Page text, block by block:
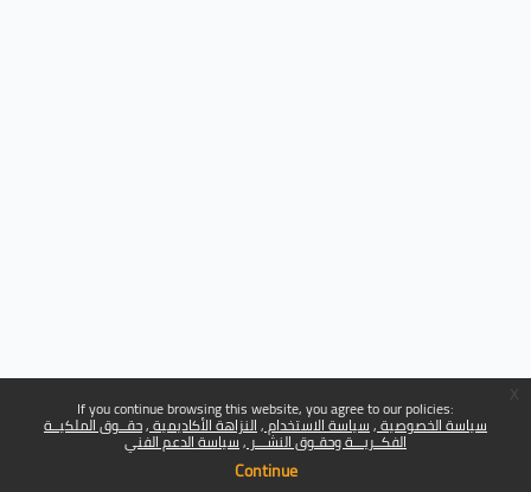
If you continue browsing this website, you agree to our policies:
سياسة الخصوصية سياسة الاستخدام النزاهة الأكاديمية حقــوق الملكيــة
الفكــريـــة وحقـوق النشـــر سياسة الدعم الفني
Continue